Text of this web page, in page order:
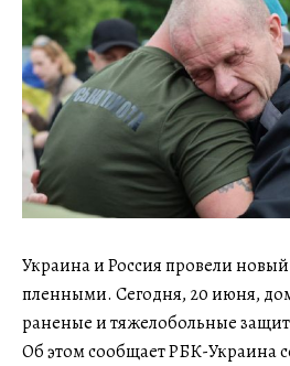
Украина и Россия провели
пленными. Сегодня, 20 июня,
раненые и тяжелобольные
Об этом сообщает РБК-Украина